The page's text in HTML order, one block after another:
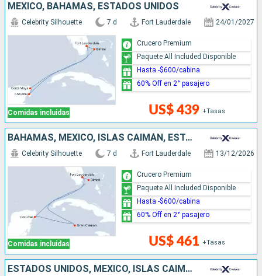
MÉXICO, BAHAMAS, ESTADOS UNIDOS
Comidas incluidas
Celebrity Silhouette 7 d Fort Lauderdale 24/01/2027
US$ 439 +Tasas
Crucero Premium
Paquete All Included Disponible
Hasta -$600/cabina
60% Off en 2° pasajero
BAHAMAS, MÉXICO, ISLAS CAIMÁN, ESTADOS UNIDOS
Comidas incluidas
Celebrity Silhouette 7 d Fort Lauderdale 13/12/2026
US$ 461 +Tasas
Crucero Premium
Paquete All Included Disponible
Hasta -$600/cabina
60% Off en 2° pasajero
ESTADOS UNIDOS, MÉXICO, ISLAS CAIMÁN, BAHAMAS